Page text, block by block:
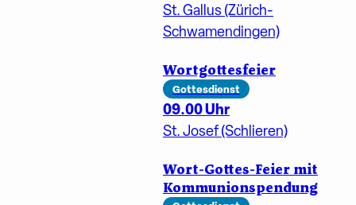
St. Gallus (Zürich-
Schwamendingen)
Wortgottesfeier
Gottesdienst
09.00 Uhr
St. Josef (Schlieren)
Wort-Gottes-Feier mit
Kommunionspendung